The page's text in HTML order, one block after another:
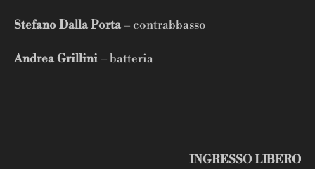
Stefano Dalla Porta– contrabbasso
Andrea Grillini– batteria
INGRESSO LIBERO